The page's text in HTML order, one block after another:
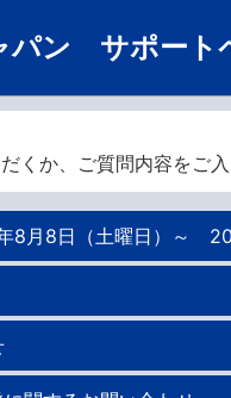
パン サポート